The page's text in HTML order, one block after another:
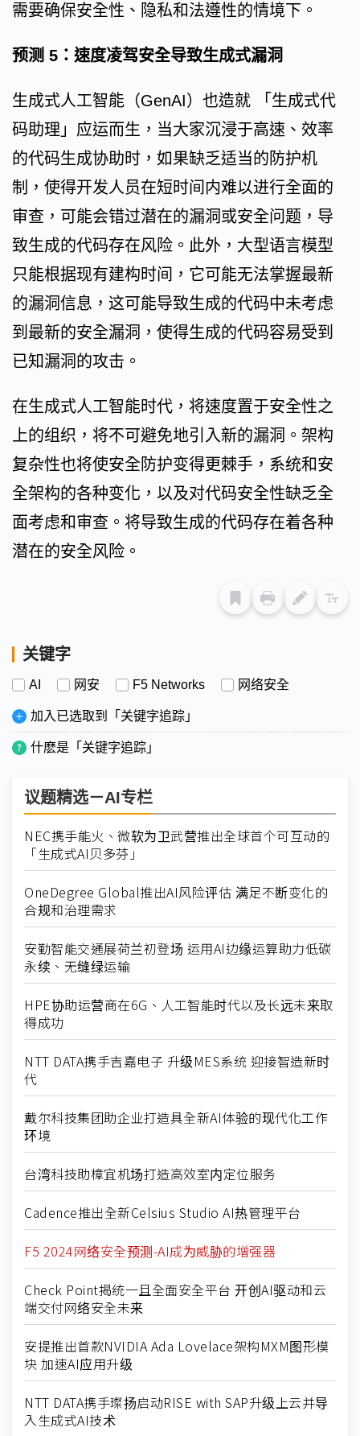
需要确保安全性、隐私和法遵性的情境下。
预测 5：速度凌驾安全导致生成式漏洞
生成式人工智能（GenAI）也造就 「生成式代
码助理」应运而生，当大家沉浸于高速、效率
的代码生成协助时，如果缺乏适当的防护机
制，使得开发人员在短时间内难以进行全面的
审查，可能会错过潜在的漏洞或安全问题，导
致生成的代码存在风险。此外，大型语言模型
只能根据现有建构时间，它可能无法掌握最新
的漏洞信息，这可能导致生成的代码中未考虑
到最新的安全漏洞，使得生成的代码容易受到
已知漏洞的攻击。
在生成式人工智能时代，将速度置于安全性之
上的组织，将不可避免地引入新的漏洞。架构
复杂性也将使安全防护变得更棘手，系统和安
全架构的各种变化，以及对代码安全性缺乏全
面考虑和审查。将导致生成的代码存在着各种
潜在的安全风险。
关键字
AI 网安 F5 Networks 网络安全
加入已选取到「关键字追踪」
什麽是「关键字追踪」
议题精选－AI专栏
NEC携手能火、微软为卫武营推出全球首个可互动的
「生成式AI贝多芬」
OneDegree Global推出AI风险评估 满足不断变化的
合规和治理需求
安勤智能交通展荷兰初登场 运用AI边缘运算助力低碳
永续、无缝绿运输
HPE协助运营商在6G、人工智能时代以及长远未来取
得成功
NTT DATA携手吉嘉电子 升级MES系统 迎接智造新时
代
戴尔科技集团助企业打造具全新AI体验的现代化工作
环境
台湾科技助樟宜机场打造高效室内定位服务
Cadence推出全新Celsius Studio AI热管理平台
F5 2024网络安全预测-AI成为威胁的增强器
Check Point揭统一且全面安全平台 开创AI驱动和云
端交付网络安全未来
安提推出首款NVIDIA Ada Lovelace架构MXM图形模
块 加速AI应用升级
NTT DATA携手璨扬启动RISE with SAP升级上云并导
入生成式AI技术